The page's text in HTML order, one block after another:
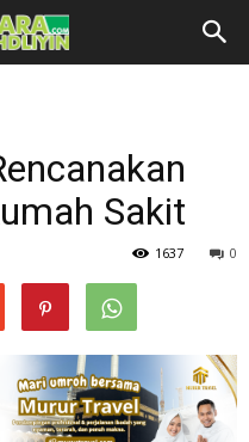
Sakit
0
1637